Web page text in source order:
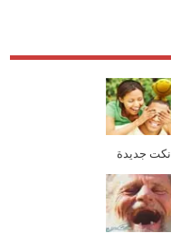
نكت جديدة